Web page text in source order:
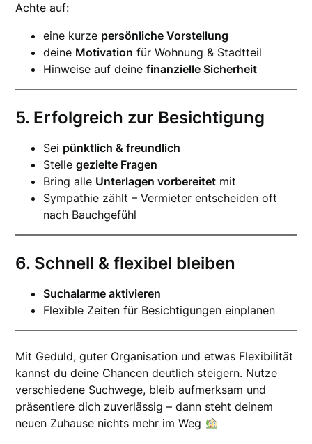
Achte auf:
eine kurze persönliche Vorstellung
deine Motivation für Wohnung & Stadtteil
Hinweise auf deinefinanzielle Sicherheit
5. Erfolgreich zur Besichtigung
Sei pünktlich & freundlich
Stellegezielte Fragen
Bring alle Unterlagen vorbereitet mit
Sympathie zählt – Vermieter entscheiden oft
nach Bauchgefühl
6. Schnell & flexibel bleiben
Suchalarme aktivieren
Flexible Zeiten für Besichtigungen einplanen
Mit Geduld, guter Organisation und etwas Flexibilität
kannst du deine Chancen deutlich steigern. Nutze
verschiedene Suchwege, bleib aufmerksam und
präsentiere dich zuverlässig – dann steht deinem
neuen Zuhause nichts mehr im Weg